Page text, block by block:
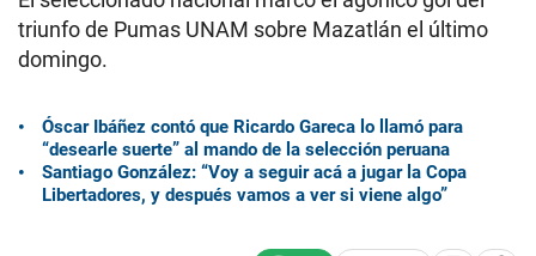
triunfo de Pumas UNAM sobre Mazatlán el último
domingo.
Óscar Ibáñez contó que Ricardo Gareca lo llamó para
“desearle suerte” al mando de la selección peruana
Santiago González: “Voy a seguir acá a jugar la Copa
Libertadores, y después vamos a ver si viene algo”